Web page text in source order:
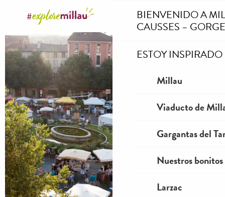
contenu
principal
BIENVENIDO A
CAUSSES –
ESTOY INSPIRADO
Millau
Viaducto de
Gargantas del
Nuestros
Larzac